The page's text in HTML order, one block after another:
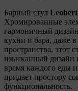
Барный стул Leobert
Хромированные
гармоничный
кухни и бара, даже
пространства, этот
изысканный дизайн
время каждого еды
придает простору
функциональность.